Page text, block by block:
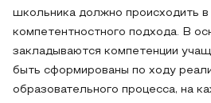
школьника должно происходить в
компетентностного подхода. В
закладываются компетенции
быть сформированы по ходу
образовательного процесса, на